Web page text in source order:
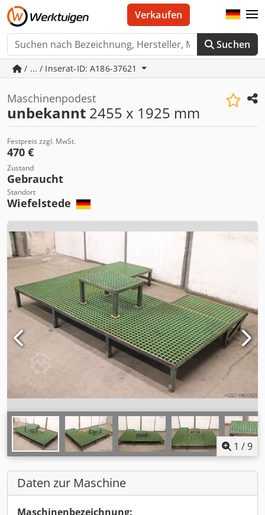
Suchen
Verkaufen
/ ... / Inserat-ID: A186-37621
Maschinenpodest
unbekannt 2455 x 1925 mm
Festpreis zzgl. MwSt.
470 €
Zustand
Gebraucht
Standort
Wiefelstede
1 /9
Daten zur Maschine
Maschinenbezeichnung: